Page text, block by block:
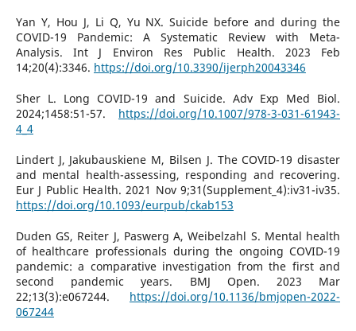
Yan Y, Hou J, Li Q, Yu NX. Suicide before and during the
COVID-19 Pandemic: A Systematic Review with Meta-
Analysis. Int J Environ Res Public Health. 2023 Feb
14;20(4):3346. https://doi.org/10.3390/ijerph20043346
Sher L. Long COVID-19 and Suicide. Adv Exp Med Biol.
2024;1458:51-57. https://doi.org/10.1007/978-3-031-61943-
4_4
Lindert J, Jakubauskiene M, Bilsen J. The COVID-19 disaster
and mental health-assessing, responding and recovering.
Eur J Public Health. 2021 Nov 9;31(Supplement_4):iv31-iv35.
https://doi.org/10.1093/eurpub/ckab153
Duden GS, Reiter J, Paswerg A, Weibelzahl S. Mental health
of healthcare professionals during the ongoing COVID-19
pandemic: a comparative investigation from the first and
second pandemic years. BMJ Open. 2023 Mar
22;13(3):e067244. https://doi.org/10.1136/bmjopen-2022-
067244